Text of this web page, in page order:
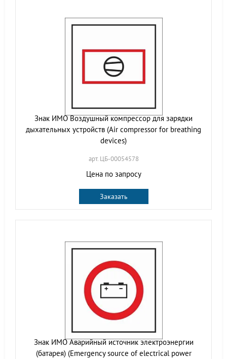
Знак ИМО Воздушный компрессор для зарядки
дыхательных устройств (Air compressor for breathing
devices)
арт. ЦБ-00054578
Цена по запросу
Заказать
Знак ИМО Аварийный источник электроэнергии
(батарея) (Emergency source of electrical power